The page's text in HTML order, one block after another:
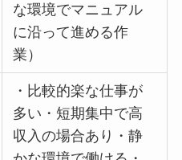
な環境でマニュアル
に沿って進める作
業）
・比較的楽な仕事が
多い・短期集中で高
収入の場合あり・静